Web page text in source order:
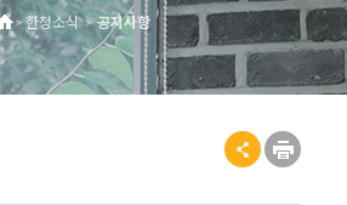
>한청소식>공지사항